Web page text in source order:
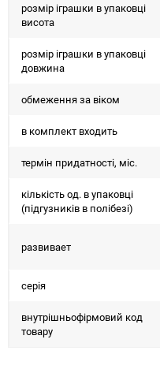
розмір іграшки в упаковці
висота
розмір іграшки в упаковці
довжина
обмеження за віком
в комплект входить
термін придатності, міс.
кількість од. в упаковці
(підгузників в полібезі)
развивает
серія
внутрішньофірмовий код
товару